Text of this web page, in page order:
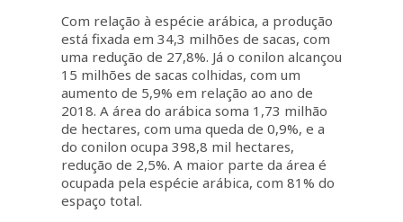
Com relação à espécie arábica, a produção
está fixada em 34,3 milhões de sacas, com
uma redução de 27,8%. Já o conilon alcançou
15 milhões de sacas colhidas, com um
aumento de 5,9% em relação ao ano de
2018. A área do arábica soma 1,73 milhão
de hectares, com uma queda de 0,9%, e a
do conilon ocupa 398,8 mil hectares,
redução de 2,5%. A maior parte da área é
ocupada pela espécie arábica, com 81% do
espaço total.